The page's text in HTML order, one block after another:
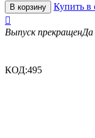
В корзину
Купить в

Выпуск прекращенДа
КОД:495